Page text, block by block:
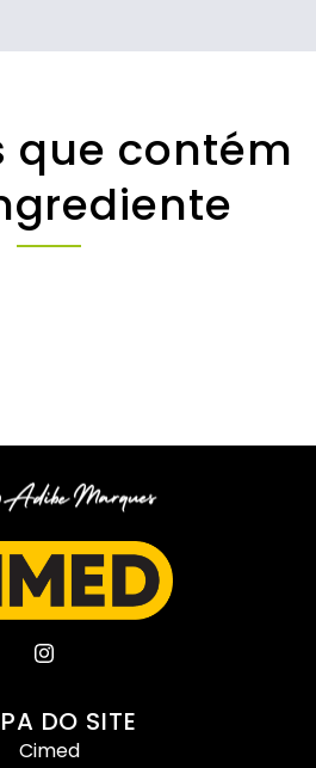
que contém
DO SITE
Cimed